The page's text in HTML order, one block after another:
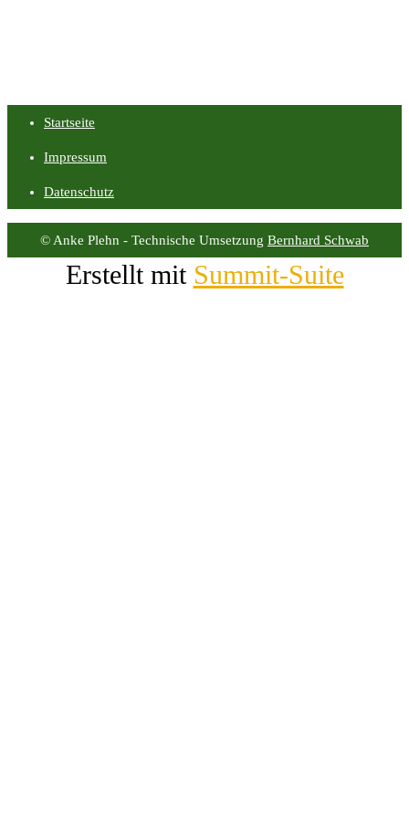
Startseite
Impressum
Datenschutz
© Anke Plehn - Technische Umsetzung Bernhard Schwab
Erstellt mit Summit-Suite